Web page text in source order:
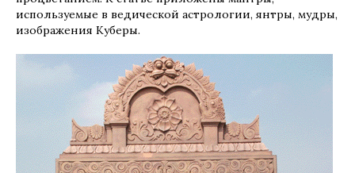
используемые в ведической астрологии, янтры, мудры,
изображения Куберы.